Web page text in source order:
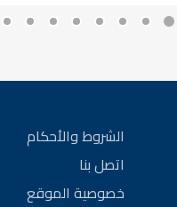
الشروط والأحكام
اتصل بنا
خصوصية الموقع